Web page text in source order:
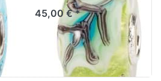
45,00 € *